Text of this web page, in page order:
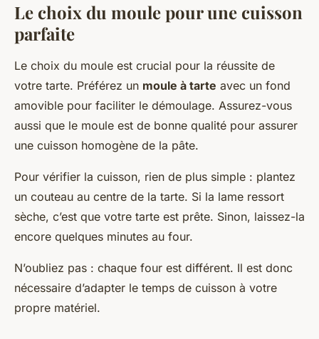
Le choix du moule pour une cuisson
parfaite
Le choix du moule est crucial pour la réussite de
votre tarte. Préférez un moule à tarte avec un fond
amovible pour faciliter le démoulage. Assurez-vous
aussi que le moule est de bonne qualité pour assurer
une cuisson homogène de la pâte.
Pour vérifier la cuisson, rien de plus simple : plantez
un couteau au centre de la tarte. Si la lame ressort
sèche, c’est que votre tarte est prête. Sinon, laissez-la
encore quelques minutes au four.
N’oubliez pas : chaque four est différent. Il est donc
nécessaire d’adapter le temps de cuisson à votre
propre matériel.